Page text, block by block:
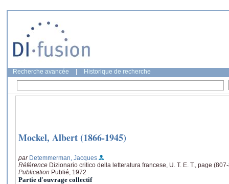
Recherche avancée Historique de recherche
Mockel, Albert (1866-1945)
par Detemmerman, Jacques
Référence Dizionario critico della letteratura francese, U. T. E. T., page
Publication Publié, 1972
Partie d'ouvrage collectif